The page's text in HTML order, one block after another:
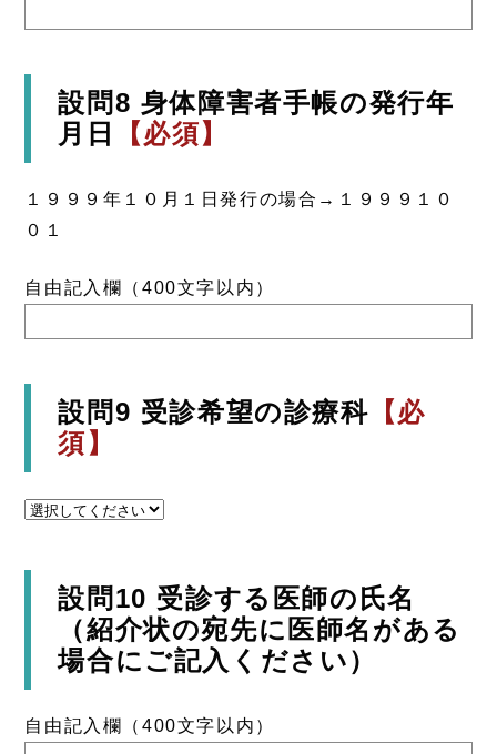
設問8 身体障害者手帳の発行年
月日
【必須】
１９９９年１０月１日発行の場合→１９９９１０
０１
自由記入欄（400文字以内）
設問9 受診希望の診療科 【必
須】
設問10 受診する医師の氏名
（紹介状の宛先に医師名がある
場合にご記入ください）
自由記入欄（400文字以内）